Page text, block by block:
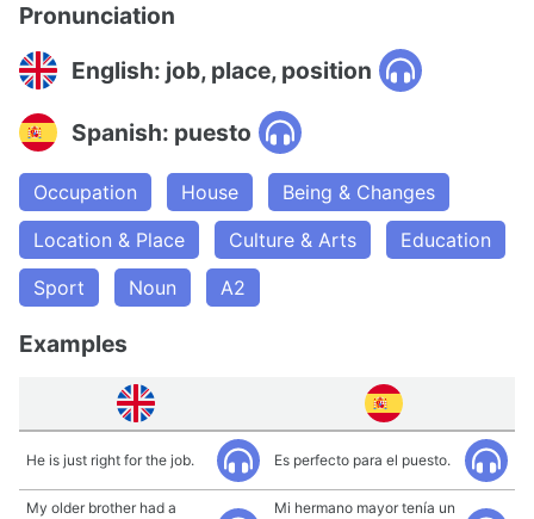
Pronunciation
English: job, place, position
Spanish: puesto
Occupation House
Being & Changes
Location & Place
Culture & Arts
Education
Sport
Noun A2
Examples
He is just right for the job. Es perfecto para el puesto.
My older brother had a
Mi hermano mayor tenía un